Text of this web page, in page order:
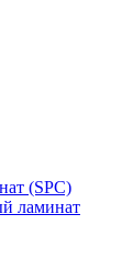
(SPC)
ламинат